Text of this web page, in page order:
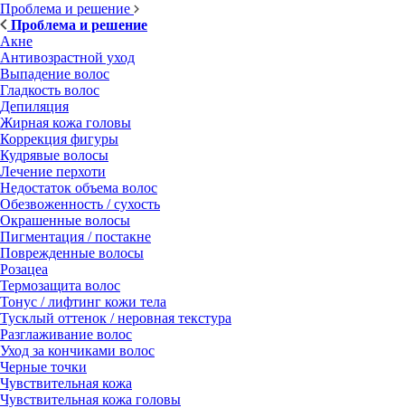
Проблема и решение
Проблема и решение
Акне
Антивозрастной уход
Выпадение волос
Гладкость волос
Депиляция
Жирная кожа головы
Коррекция фигуры
Кудрявые волосы
Лечение перхоти
Недостаток объема волос
Обезвоженность / сухость
Окрашенные волосы
Пигментация / постакне
Поврежденные волосы
Розацеа
Термозащита волос
Тонус / лифтинг кожи тела
Тусклый оттенок / неровная текстура
Разглаживание волос
Уход за кончиками волос
Черные точки
Чувствительная кожа
Чувствительная кожа головы